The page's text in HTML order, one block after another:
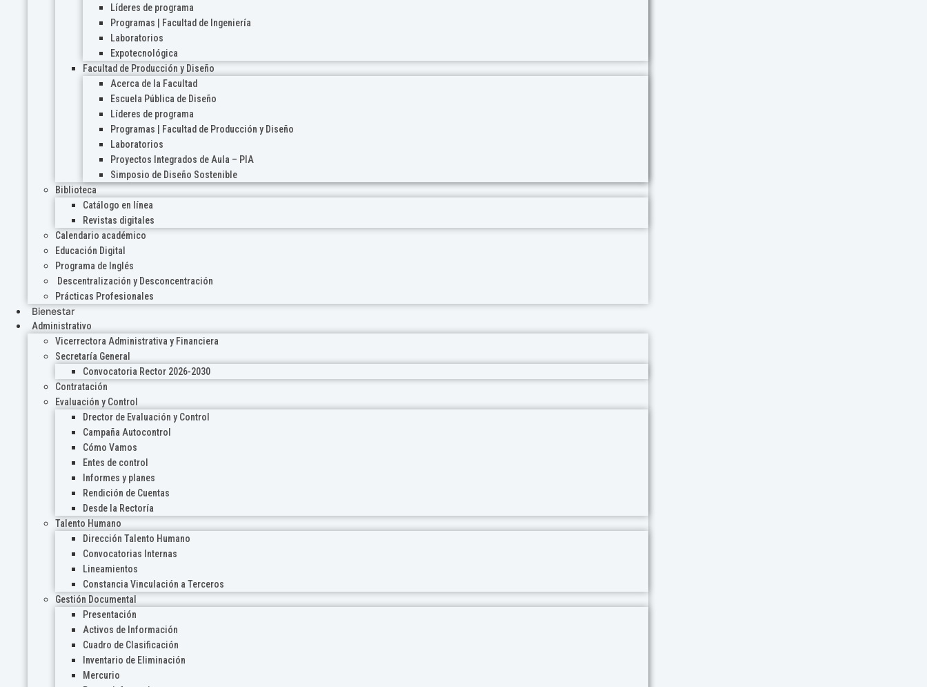
Líderes de programa
Programas | Facultad de Ingeniería
Laboratorios
Expotecnológica
Facultad de Producción y Diseño
Acerca de la Facultad
Escuela Pública de Diseño
Líderes de programa
Programas | Facultad de Producción y Diseño
Laboratorios
Proyectos Integrados de Aula – PIA
Simposio de Diseño Sostenible
Biblioteca
Catálogo en línea
Revistas digitales
Calendario académico
Educación Digital
Programa de Inglés
Descentralización y Desconcentración
Prácticas Profesionales
Bienestar
Administrativo
Vicerrectora Administrativa y Financiera
Secretaría General
Convocatoria Rector 2026-2030
Contratación
Evaluación y Control
Drector de Evaluación y Control
Campaña Autocontrol
Cómo Vamos
Entes de control
Informes y planes
Rendición de Cuentas
Desde la Rectoría
Talento Humano
Dirección Talento Humano
Convocatorias Internas
Lineamientos
Constancia Vinculación a Terceros
Gestión Documental
Presentación
Activos de Información
Cuadro de Clasificación
Inventario de Eliminación
Mercurio